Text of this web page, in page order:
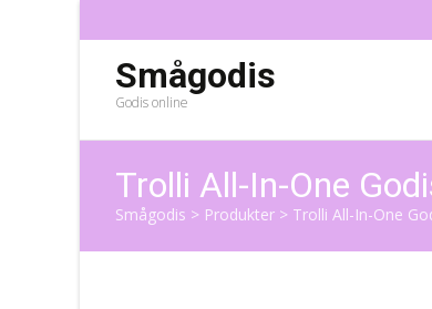
Smågodis
Godis online
Trolli All-In-One
Smågodis > Produkter > Trolli All-In-One